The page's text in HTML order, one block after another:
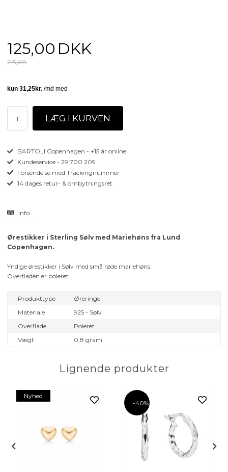
125,00 DKK
215,00
BARTOLI Copenhagen - +15 år online
Kundeservice - 29 700 209
Forsendelse med Trackingnummer
14 dages retur- & ombytningsret
info
Ørestikker i Sterling Sølv med Mariehøns fra Lund
Copenhagen.
Yndige ørestikker i Sølv med små røde mariehøns.
Overfladen er poleret.
Produkttype
Øreringe
Materiale
925 - Sølv
Overflade
Poleret
Vægt
0,8 gram
Lignende produkter
Nyhed
-40%